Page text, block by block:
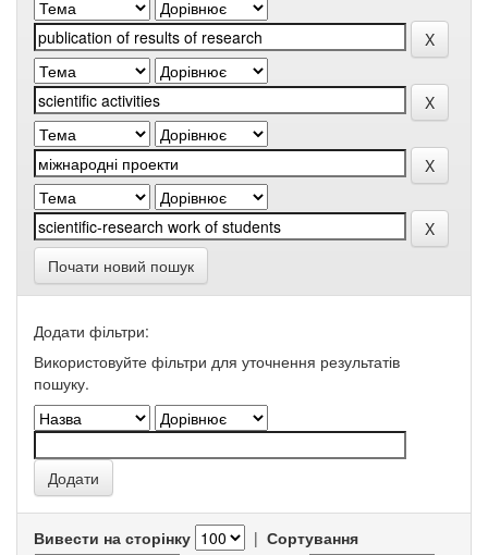
Почати новий пошук
Додати фільтри:
Використовуйте фільтри для уточнення результатів
пошуку.
Вивести на сторінку | Сортування